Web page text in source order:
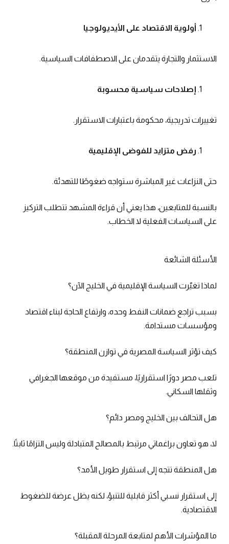
أولوية الاقتصاد على الأيديولوجيا
الاستثمار والتجارة يتقدمان على الاصطفافات السياسية.
إصلاحات سياسية محسوبة
تغييرات تدريجية، محكومة باعتبارات الاستقرار.
رفض متزايد للفوضى الإقليمية
حتى النزاعات غير المباشرة ستواجه ضغوطًا للتهدئة.
بالنسبة للمتابعين، هذا يعني أن قراءة المشهد تتطلب التركيز
على السياسات الفعلية لا الخطاب.
الأسئلة الشائعة
لماذا تغيّرت السياسة الإقليمية في الخليج الآن؟
بسبب تراجع ضمانات النفط وحده، وارتفاع الحاجة لبناء اقتصاد
ومؤسسات مستدامة.
كيف تؤثر السياسة المصرية في توازن المنطقة؟
تلعب مصر دورًا استقراريًا، مستفيدة من موقعها الجغرافي
وثقلها السكاني.
هل التحالف بين الخليج ومصر دائم؟
لا، هو تعاون براغماتي مرتبط بالمصالح المتبادلة وليس التزامًا ثابتًا.
هل المنطقة تتجه إلى استقرار طويل الأمد؟
إلى استقرار نسبي أكثر قابلية للتنبؤ، لكنه يظل عرضة للضغوط
الاقتصادية.
ما المؤشرات الأهم لمتابعة المرحلة المقبلة؟